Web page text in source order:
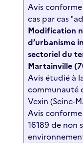
Avis
cas par cas
Modification
d’urbanisme
sectoriel du
Martainville
Avis étudié à
communauté
Vexin (Seine-
Avis
16189 de non